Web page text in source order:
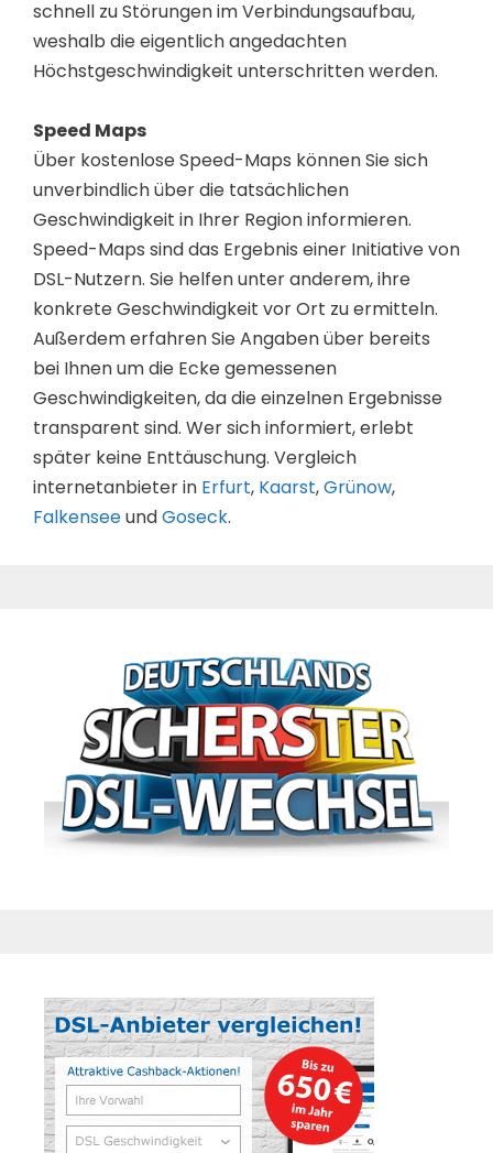
schnell zu Störungen im Verbindungsaufbau,
weshalb die eigentlich angedachten
Höchstgeschwindigkeit unterschritten werden.
Speed Maps
Über kostenlose Speed-Maps können Sie sich
unverbindlich über die tatsächlichen
Geschwindigkeit in Ihrer Region informieren.
Speed-Maps sind das Ergebnis einer Initiative von
DSL-Nutzern. Sie helfen unter anderem, ihre
konkrete Geschwindigkeit vor Ort zu ermitteln.
Außerdem erfahren Sie Angaben über bereits
bei Ihnen um die Ecke gemessenen
Geschwindigkeiten, da die einzelnen Ergebnisse
transparent sind. Wer sich informiert, erlebt
später keine Enttäuschung. Vergleich
internetanbieter in Erfurt, Kaarst,Grünow,
FalkenseeundGoseck.